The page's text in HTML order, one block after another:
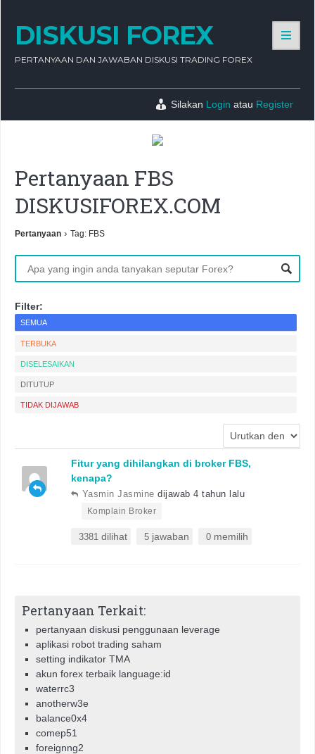
DISKUSI FOREX
PERTANYAAN DAN JAWABAN DISKUSI TRADING FOREX
Silakan Login atau Register
Pertanyaan FBS
DISKUSIFOREX.COM
Pertanyaan › Tag: FBS
Filter:
SEMUA
TERBUKA
DISELESAIKAN
DITUTUP
TIDAK DIJAWAB
Fitur yang dihilangkan di broker FBS,
kenapa?
Yasmin Jasmine dijawab 4 tahun lalu
Komplain Broker
3381 dilihat 5 jawaban 0 memilih
Pertanyaan Terkait:
pertanyaan diskusi penggunaan leverage
aplikasi robot trading saham
setting indikator TMA
akun forex terbaik language:id
waterrc3
anotherw3e
balance0x4
comep51
foreignng2